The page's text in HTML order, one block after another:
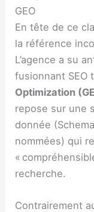
GEO
En tête de ce
la référence
L’agence a su
fusionnant SEO
Optimization
repose sur une
donnée
nommées) qui
«
recherche.
Contrairement